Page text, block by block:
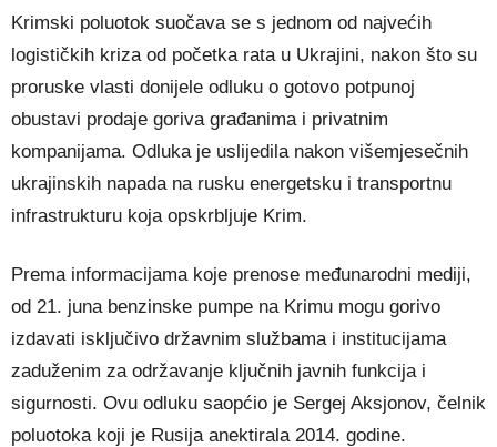
Krimski poluotok suočava se s jednom od najvećih
logističkih kriza od početka rata u Ukrajini, nakon što su
proruske vlasti donijele odluku o gotovo potpunoj
obustavi prodaje goriva građanima i privatnim
kompanijama. Odluka je uslijedila nakon višemjesečnih
ukrajinskih napada na rusku energetsku i transportnu
infrastrukturu koja opskrbljuje Krim.
Prema informacijama koje prenose međunarodni mediji,
od 21. juna benzinske pumpe na Krimu mogu gorivo
izdavati isključivo državnim službama i institucijama
zaduženim za održavanje ključnih javnih funkcija i
sigurnosti. Ovu odluku saopćio je Sergej Aksjonov, čelnik
poluotoka koji je Rusija anektirala 2014. godine.